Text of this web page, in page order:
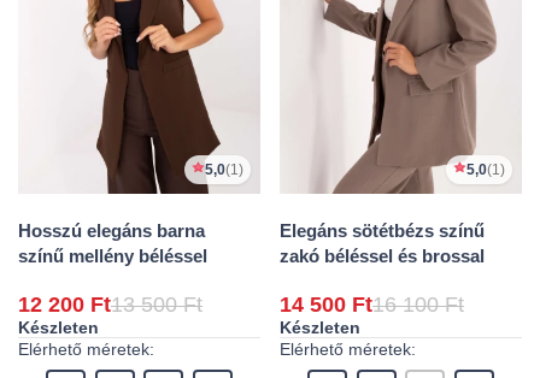
5,0(1)
Hosszú elegáns barna
színű mellény béléssel
12 200 Ft13 500 Ft
Készleten
Elérhető méretek:
5,0(1)
Elegáns sötétbézs színű
zakó béléssel és brossal
14 500 Ft16 100 Ft
Készleten
Elérhető méretek: